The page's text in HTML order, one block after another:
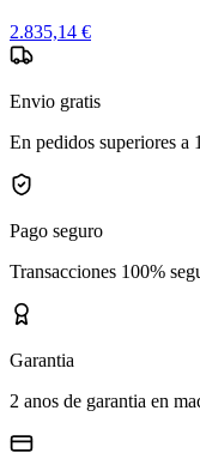
2.835,14 €
Envio gratis
En pedidos superiores a
Pago seguro
Transacciones 100%
Garantia
2 anos de garantia en